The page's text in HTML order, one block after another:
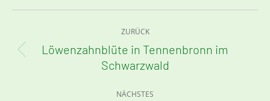
ZURÜCK
Vorheriger
Beitrag:
Löwenzahnblüte in Tennenbronn im
Schwarzwald
NÄCHSTES